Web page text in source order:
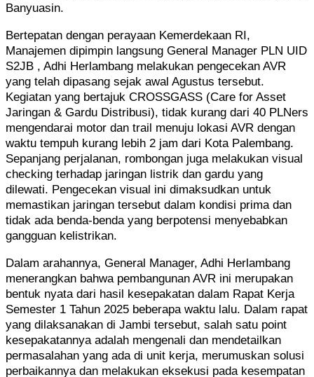
Banyuasin.
Bertepatan dengan perayaan Kemerdekaan RI,
Manajemen dipimpin langsung General Manager PLN UID
S2JB , Adhi Herlambang melakukan pengecekan AVR
yang telah dipasang sejak awal Agustus tersebut.
Kegiatan yang bertajuk CROSSGASS (Care for Asset
Jaringan & Gardu Distribusi), tidak kurang dari 40 PLNers
mengendarai motor dan trail menuju lokasi AVR dengan
waktu tempuh kurang lebih 2 jam dari Kota Palembang.
Sepanjang perjalanan, rombongan juga melakukan visual
checking terhadap jaringan listrik dan gardu yang
dilewati. Pengecekan visual ini dimaksudkan untuk
memastikan jaringan tersebut dalam kondisi prima dan
tidak ada benda-benda yang berpotensi menyebabkan
gangguan kelistrikan.
Dalam arahannya, General Manager, Adhi Herlambang
menerangkan bahwa pembangunan AVR ini merupakan
bentuk nyata dari hasil kesepakatan dalam Rapat Kerja
Semester 1 Tahun 2025 beberapa waktu lalu. Dalam rapat
yang dilaksanakan di Jambi tersebut, salah satu point
kesepakatannya adalah mengenali dan mendetailkan
permasalahan yang ada di unit kerja, merumuskan solusi
perbaikannya dan melakukan eksekusi pada kesempatan